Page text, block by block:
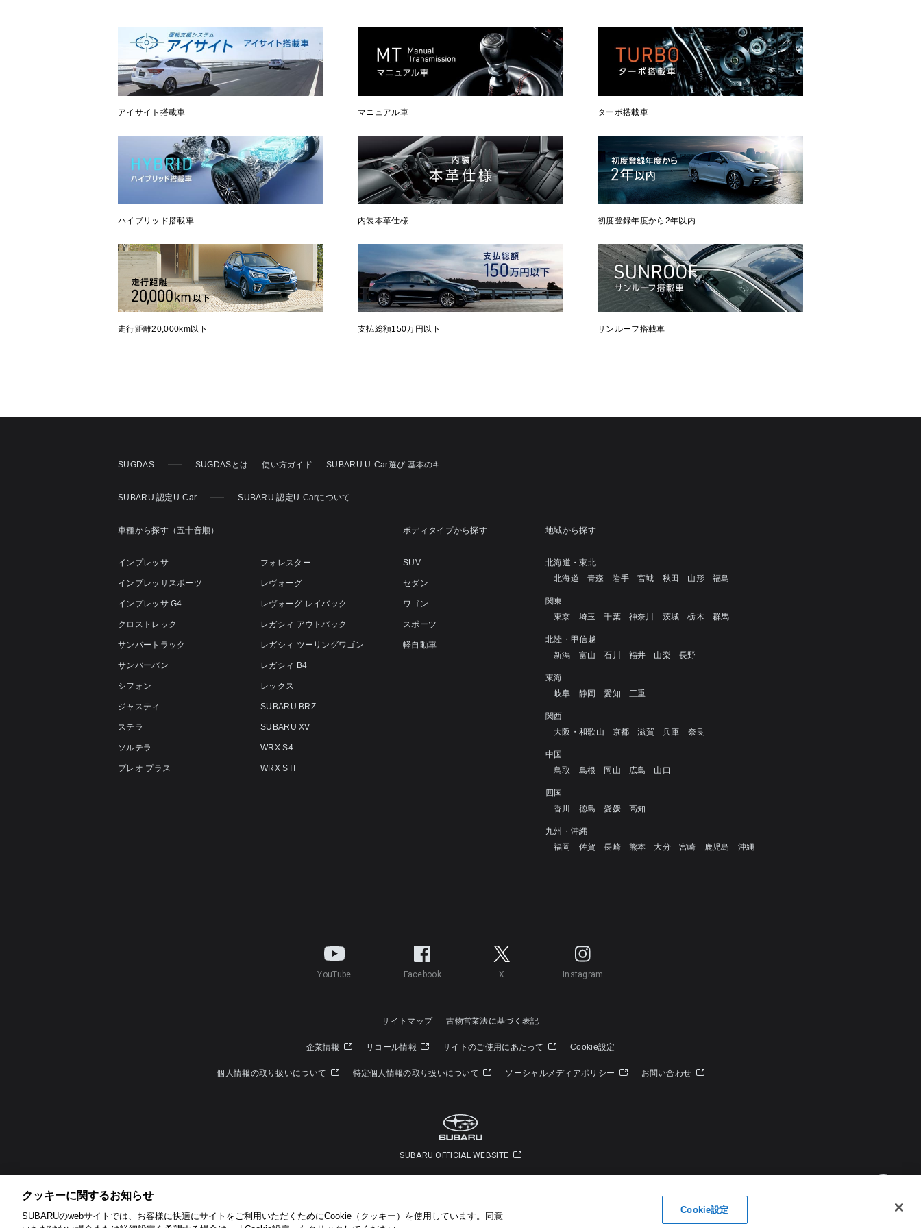
アイサイト搭載車 マニュアル車 ターボ搭載車
ハイブリッド搭載車 内装本革仕様 初度登録年度から2年以内
走行距離20,000km以下 支払総額150万円以下 サンルーフ搭載車
SUGDAS SUGDASとは 使い方ガイド SUBARU U-Car選び 基本のキ
SUBARU 認定U-Car SUBARU 認定U-Carについて
車種から探す（五十音順）
インプレッサ
インプレッサスポーツ
インプレッサ G4
クロストレック
サンバートラック
サンバーバン
シフォン
ジャスティ
ステラ
ソルテラ
プレオ プラス
フォレスター
レヴォーグ
レヴォーグ レイバック
レガシィ アウトバック
レガシィ ツーリングワゴン
レガシィ B4
レックス
SUBARU BRZ
SUBARU XV
WRX S4
WRX STI
ボディタイプから探す
SUV
セダン
ワゴン
スポーツ
軽自動車
地域から探す
北海道・東北
北海道
青森 岩手 宮城 秋田 山形 福島
関東
東京
埼玉 千葉 神奈川 茨城 栃木 群馬
北陸・甲信越
新潟
富山 石川 福井 山梨 長野
東海
岐阜
静岡 愛知 三重
関西
大阪・和歌山
京都 滋賀 兵庫 奈良
中国
鳥取
島根 岡山 広島 山口
四国
香川
徳島 愛媛 高知
九州・沖縄
福岡
佐賀 長崎 熊本 大分 宮崎 鹿児島 沖縄
YouTube Facebook X Instagram
サイトマップ 古物営業法に基づく表記
企業情報 リコール情報 サイトのご使用にあたって Cookie設定
個人情報の取り扱いについて 特定個人情報の取り扱いについて ソーシャルメディアポリシー お問い合わせ
SUBARU OFFICIAL WEBSITE
クッキーに関するお知らせ​
SUBARUのwebサイトでは、お客様に快適にサイトをご利用いただくためにCookie（クッキー）を使用しています。​ 同意
Cookie設定